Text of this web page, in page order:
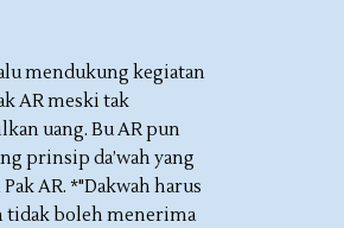
mendukung kegiatan
AR meski tak
uang. Bu AR pun
prinsip da’wah yang
AR. *"Dakwah harus
tidak boleh menerima